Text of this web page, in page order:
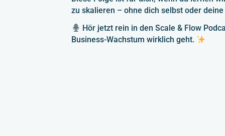
zu skalieren – ohne dich selbst oder
Hör jetzt rein in den Scale & Flow
Business-Wachstum wirklich geht.